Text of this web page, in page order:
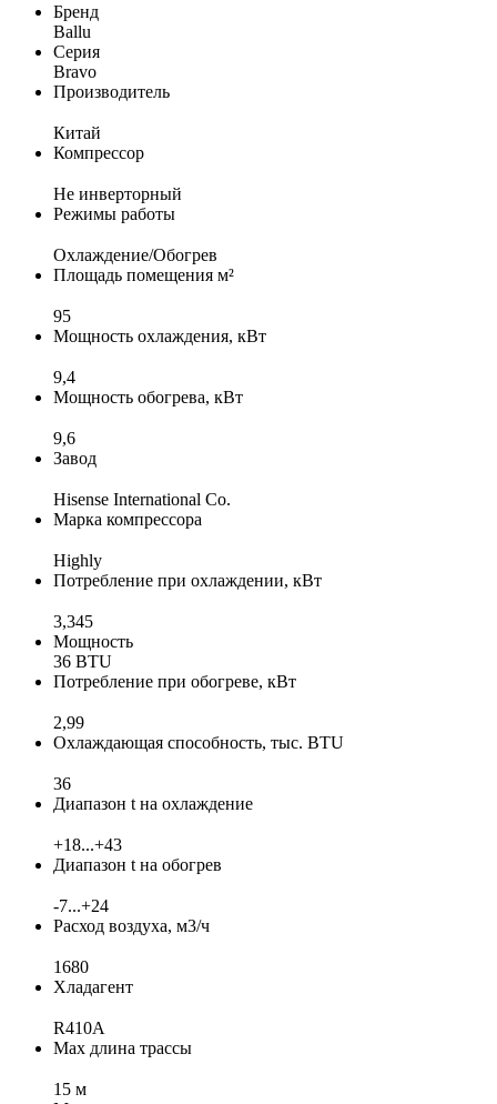
Бренд
Ballu
Серия
Bravo
Производитель
Китай
Компрессор
Не инверторный
Режимы работы
Охлаждение/Обогрев
Площадь помещения м²
95
Мощность охлаждения, кВт
9,4
Мощность обогрева, кВт
9,6
Завод
Hisense International Co.
Марка компрессора
Highly
Потребление при охлаждении, кВт
3,345
Мощность
36 BTU
Потребление при обогреве, кВт
2,99
Охлаждающая способность, тыс. BTU
36
Диапазон t на охлаждение
+18...+43
Диапазон t на обогрев
-7...+24
Расход воздуха, м3/ч
1680
Хладагент
R410A
Max длина трассы
15 м